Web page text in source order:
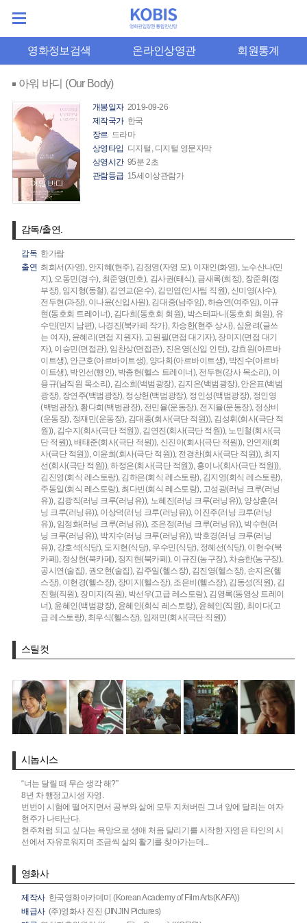
영화정보검색 온라인상영관 회원통계
아워 바디 (Our Body)
개봉일자 2019-09-26
제작국가 한국
장르 드라마
상영타입 디지털, 디지털 영문자막
상영시간 95분 2초
관람등급 15세이상관람가
감독/출연.
감독 한가람
출연 최희서(자영), 안지혜(현주), 김정영(자영 모), 이재인(화영), 노수산나(민
지), 오동민(경수), 최준영(민호), 김사권(태식), 금새록(희정), 장준휘(정
부장), 임지형(동철), 김연교(은수), 김민엽(인사팀 직원), 신미영(사수),
전두현(과장), 이나윤(신입사원), 김대중(남주임), 하승연(여주임), 이규
현(동호회 트레이너), 김다희(동호회 회원), 박스테파니(동호회 회원), 유
수민(민지 남편), 나경진(북카페 작가), 차승한(현주 상사), 심윤려(글쓰
는 여자), 윤혜리(면접 지원자), 고원필(면접 대기자), 장미지(면접 대기
자), 이승민(면접관), 임찬상(면접관), 진은영(신입 인턴), 강효원(아르바
이트생), 안근호(아르바이트생), 양다희(아르바이트생), 박진수(아르바
이트생), 박인선(행인), 박종현(헬스 트레이너), 전두현(강사 목소리), 이
용규(남직원 목소리), 김소희(백범광장), 김지은(백범광장), 안은표(백범
광장), 장연주(백범광장), 정상헌(백범광장), 정인성(백범광장), 정인영
(백범광장), 황다희(백범광장), 전민율(운동장), 전지율(운동장), 정상비
(운동장), 정재민(운동장), 김대종(회사(극단 적원)), 김성휘(회사(극단 적
원)), 김수지(회사(극단 적원)), 김연진(회사(극단 적원)), 노민철(회사(극
단 적원)),배태준(회사(극단 적원)), 신진아(회사(극단 적원)), 안연제(회
사(극단 적원)), 이윤희(회사(극단 적원)), 전경찬(회사(극단 적원)), 최지
선(회사(극단 적원)),하정은(회사(극단 적원)), 홍이나(회사(극단 적원)),
김진영(회식 레스토랑), 김하은(회식 레스토랑), 김지영(회식 레스토랑),
주동일(회식 레스토랑), 최다빈(회식 레스토랑), 고성광(러닝 크루(러닝
유)), 김광직(러닝 크루(러닝유)), 노혜진(러닝 크루(러닝유)), 양상훈(러
닝 크루(러닝유)), 이상덕(러닝 크루(러닝유)), 이진주(러닝 크루(러닝
유)), 임정화(러닝 크루(러닝유)), 조은정(러닝 크루(러닝유)), 박수현(러
닝 크루(러닝유)), 박지수(러닝 크루(러닝유)), 박호경(러닝 크루(러닝
유)), 강호석(식당), 도지현(식당), 우수민(식당), 정혜선(식당), 이현수(북
카페), 정상헌(북카페), 정지현(북카페), 이규진(농구장), 차승한(농구장),
공시연(술집), 권오현(술집), 김주일(헬스장), 김진영(헬스장), 손지은(헬
스장), 이현경(헬스장), 장미지(헬스장), 조은비(헬스장), 김동성(직원), 김
진형(직원), 장미지(직원), 박선우(고급 레스토랑), 김영록(동영상 트레이
너), 윤혜인(백범광장), 윤혜인(회식 레스토랑), 윤혜인(직원), 최이다(고
급 레스토랑), 최우식(헬스장), 임재민(회사(극단 직원))
스틸컷
시놉시스
“너는 달릴 때 무슨 생각 해?”
8년 차 행정고시생 자영.
번번이 시험에 떨어지면서 공부와 삶에 모두 지쳐버린 그녀 앞에 달리는 여자
현주가 나타난다.
현주처럼 되고 싶다는 욕망으로 생애 처음 달리기를 시작한 자영은 타인의 시
선에서 자유로워지며 조금씩 삶의 활기를 찾아가는데...
영화사
제작사 한국영화아카데미 (Korean Academy of Film Arts(KAFA))
배급사 (주)영화사 진진 (JINJIN Pictures)